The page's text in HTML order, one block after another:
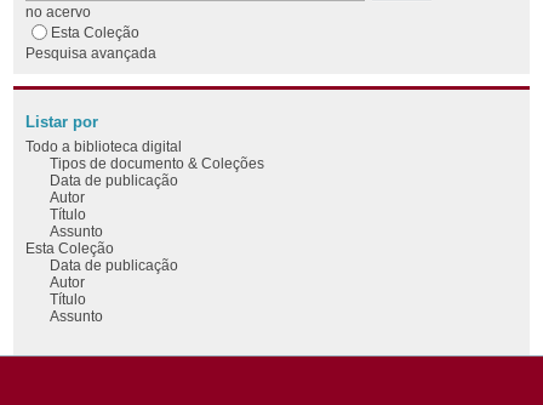
no acervo
Esta Coleção
Pesquisa avançada
Listar por
Todo a biblioteca digital
Tipos de documento & Coleções
Data de publicação
Autor
Título
Assunto
Esta Coleção
Data de publicação
Autor
Título
Assunto